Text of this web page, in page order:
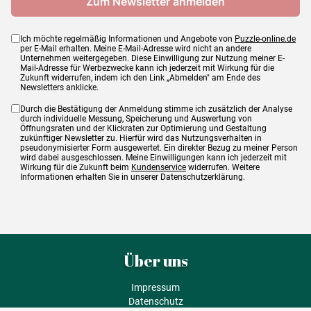
Ich möchte regelmäßig Informationen und Angebote von Puzzle-online.de
per E-Mail erhalten. Meine E-Mail-Adresse wird nicht an andere
Unternehmen weitergegeben. Diese Einwilligung zur Nutzung meiner E-
Mail-Adresse für Werbezwecke kann ich jederzeit mit Wirkung für die
Zukunft widerrufen, indem ich den Link „Abmelden" am Ende des
Newsletters anklicke.
Durch die Bestätigung der Anmeldung stimme ich zusätzlich der Analyse
durch individuelle Messung, Speicherung und Auswertung von
Öffnungsraten und der Klickraten zur Optimierung und Gestaltung
zukünftiger Newsletter zu. Hierfür wird das Nutzungsverhalten in
pseudonymisierter Form ausgewertet. Ein direkter Bezug zu meiner Person
wird dabei ausgeschlossen. Meine Einwilligungen kann ich jederzeit mit
Wirkung für die Zukunft beim Kundenservice widerrufen. Weitere
Informationen erhalten Sie in unserer Datenschutzerklärung.
Über uns
Impressum
Datenschutz